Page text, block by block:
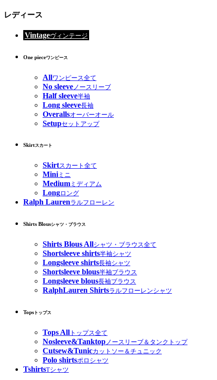
レディース
Vintageヴィンテージ
One pieceワンピース
Allワンピース全て
No sleeve ノースリーブ
Half sleeve半袖
Long sleeve長袖
Overallsオーバーオール
Setupセットアップ
Skirtスカート
Skirtスカート全て
Miniミニ
Medium ミディアム
Longロング
Ralph Laurenラルフローレン
Shirts Blousシャツ・ブラウス
Shirts Blous Allシャツ・ブラウス全て
Shortsleeve shirts半袖シャツ
Longsleeve shirts長袖シャツ
Shortsleeve blous半袖ブラウス
Longsleeve blous長袖ブラウス
RalphLauren Shirtsラルフローレンシャツ
Tops トップス
Tops All トップス全て
Nosleeve&Tanktopノースリーブ＆タンクトップ
Cutsew&Tunicカットソー＆チュニック
Polo shirtsポロシャツ
TshirtsTシャツ